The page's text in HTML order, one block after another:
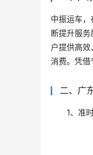
中振运车
断提升服
户提供高
消费。凭借
二、广
1、准